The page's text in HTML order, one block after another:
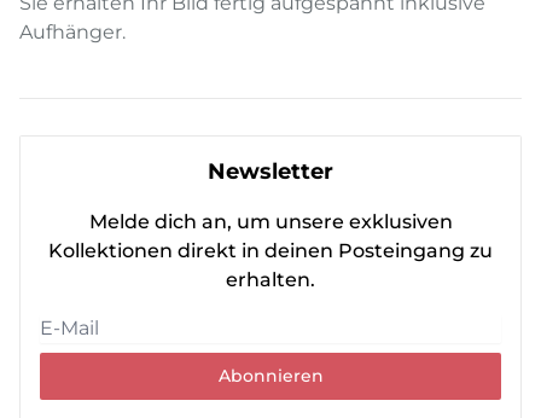
Aufhänger.
Newsletter
Melde dich an, um unsere exklusiven
Kollektionen direkt in deinen Posteingang zu
erhalten.
Abonnieren